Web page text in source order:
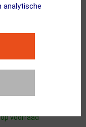
analytische
22.95
voorraad